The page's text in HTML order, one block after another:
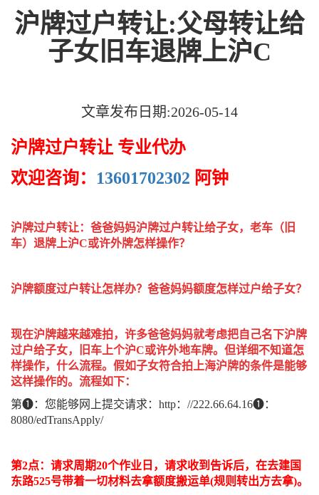
沪牌过户转让:父母转让给
子女旧车退牌上沪C
文章发布日期:2026-05-14
沪牌过户转让 专业代办
欢迎咨询： 13601702302 阿钟
沪牌过户转让：爸爸妈妈沪牌过户转让给子女，老车（旧
车）退牌上沪C或许外牌怎样操作？
沪牌额度过户转让怎样办？爸爸妈妈额度怎样过户给子女？
现在沪牌越来越难拍，许多爸爸妈妈就考虑把自己名下沪牌
过户给子女，旧车上个沪C或许外地车牌。但详细不知道怎
样操作，什么流程。假如子女符合拍上海沪牌的条件是能够
这样操作的。流程如下：
第❶：您能够网上提交请求：http：//222.66.64.16❶：
8080/edTransApply/
第2点：请求周期20个作业日，请求收到告诉后，在去建国
东路525号带着一切材料去拿额度搬运单(规则转出方去拿)。